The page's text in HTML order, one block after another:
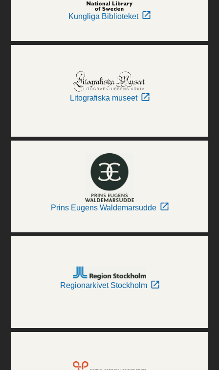
Kungliga Biblioteket
Litografiska museet
Prins Eugens Waldemarsudde
Regionarkivet Stockholm